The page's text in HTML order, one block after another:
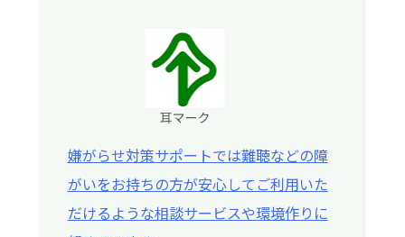
嫌がらせ対策サポートでは難聴などの障
がいをお持ちの方が安心してご利用いた
だけるような相談サービスや環境作りに